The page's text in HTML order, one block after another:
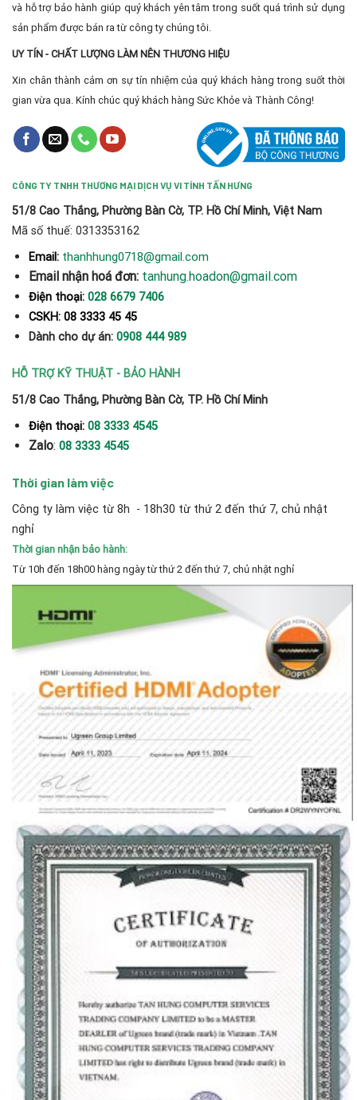
và hỗ trợ bảo hành giúp quý khách yên tâm trong suốt quá trình sử dụng
sản phẩm được bán ra từ công ty chúng tôi.
UY TÍN - CHẤT LƯỢNG LÀM NÊN THƯƠNG HIỆU
Xin chân thành cảm ơn sự tín nhiệm của quý khách hàng trong suốt thời
gian vừa qua. Kính chúc quý khách hàng Sức Khỏe và Thành Công!
CÔNG TY TNHH THƯƠNG MẠI DỊCH VỤ VI TÍNH TẤN HƯNG
51/8 Cao Thắng, Phường Bàn Cờ, TP. Hồ Chí Minh, Việt Nam
Mã số thuế: 0313353162
Email: thanhhung0718@gmail.com
Email nhận hoá đơn: tanhung.hoadon@gmail.com
Điện thoại: 028 6679 7406
CSKH: 08 3333 45 45
Dành cho dự án: 0908 444 989
HỖ TRỢ KỸ THUẬT - BẢO HÀNH
51/8 Cao Thắng, Phường Bàn Cờ, TP. Hồ Chí Minh
Điện thoại: 08 3333 4545
Zalo: 08 3333 4545
Thời gian làm việc
Công ty làm việc từ 8h - 18h30 từ thứ 2 đến thứ 7, chủ nhật
nghỉ
Thời gian nhận bảo hành:
Từ 10h đến 18h00 hàng ngày từ thứ 2 đến thứ 7, chủ nhật nghỉ